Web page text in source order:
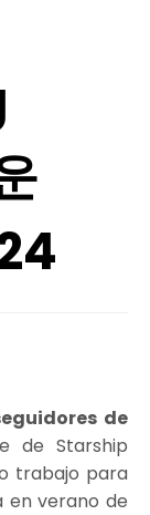
de
de Starship
trabajo para
en verano de